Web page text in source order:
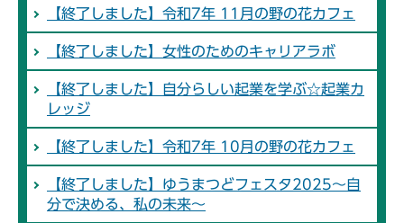
【終了しました】令和7年 11月の野の花カフェ
【終了しました】女性のためのキャリアラボ
【終了しました】自分らしい起業を学ぶ☆起業カ
レッジ
【終了しました】令和7年 10月の野の花カフェ
【終了しました】ゆうまつどフェスタ2025～自
分で決める、私の未来～